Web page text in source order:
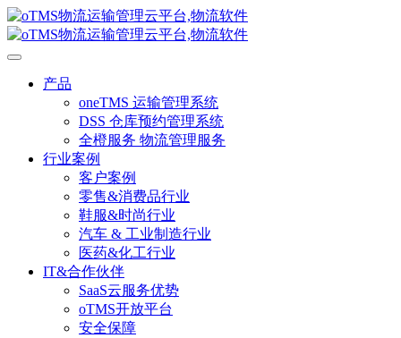
产品
oneTMS 运输管理系统
DSS 仓库预约管理系统
全橙服务 物流管理服务
行业案例
客户案例
零售&消费品行业
鞋服&时尚行业
汽车 & 工业制造行业
医药&化工行业
IT&合作伙伴
SaaS云服务优势
oTMS开放平台
安全保障